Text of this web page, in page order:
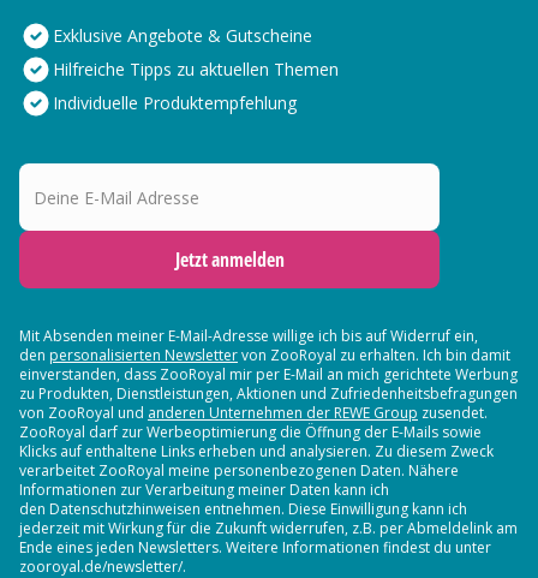
Exklusive Angebote & Gutscheine
Hilfreiche Tipps zu aktuellen Themen
Individuelle Produktempfehlung
Deine E-Mail Adresse
Jetzt anmelden
Mit Absenden meiner E-Mail-Adresse willige ich bis auf Widerruf ein,
den personalisierten Newslettervon ZooRoyal zu erhalten. Ich bin damit
einverstanden, dass ZooRoyal mir per E-Mail an mich gerichtete Werbung
zu Produkten, Dienstleistungen, Aktionen und Zufriedenheitsbefragungen
von ZooRoyal und anderen Unternehmen der REWE Group zusendet.
ZooRoyal darf zur Werbeoptimierung die Öffnung der E-Mails sowie
Klicks auf enthaltene Links erheben und analysieren. Zu diesem Zweck
verarbeitet ZooRoyal meine personenbezogenen Daten. Nähere
Informationen zur Verarbeitung meiner Daten kann ich
den Datenschutzhinweisen entnehmen. Diese Einwilligung kann ich
jederzeit mit Wirkung für die Zukunft widerrufen, z.B. per Abmeldelink am
Ende eines jeden Newsletters. Weitere Informationen findest du unter
zooroyal.de/newsletter/.